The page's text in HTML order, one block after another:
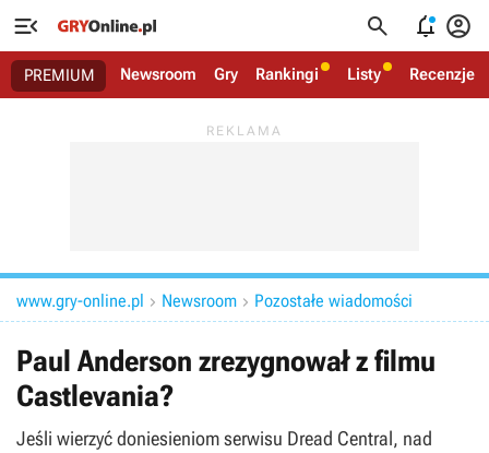
   
PREMIUM Newsroom Gry Rankingi Listy Recenzje
www.gry-online.pl  Newsroom  Pozostałe wiadomości
Paul Anderson zrezygnował z filmu
Castlevania?
Jeśli wierzyć doniesieniom serwisu Dread Central, nad